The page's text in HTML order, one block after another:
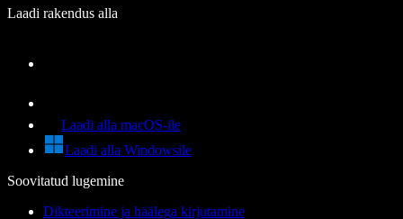
Laadi rakendus alla
Laadi alla macOS-ile
Laadi alla Windowsile
Soovitatud lugemine
Dikteerimine ja häälega kirjutamine